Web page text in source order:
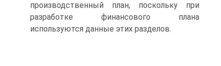
производственный план, поскольку при
разработке финансового плана
используются данные этих разделов.